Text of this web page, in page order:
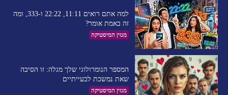
למה אתם רואים 11:11, 22:22 ו-333, ומה
זה באמת אומר?
מגזין המיסטיקה
המספר הנומרולוגי שלך מגלה: זו הסיבה
שאת נמשכת לבעייתיים​
מגזין המיסטיקה